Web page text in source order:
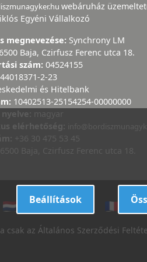
webáruház
Egyéni Vállalkozó
megnevezése: Synchrony LM
6500 Baja, Czirfusz Ferenc utca 18.
szám: 04524155
44018371-2-23
és Hitelbank
10402513-25154254-00000000
magyar
elérhetőség:
+36 30 475 53 45
6500 Baja, Czirfusz Ferenc utca 18.
dutch danish french
az Általános Szerződési
Beállítások